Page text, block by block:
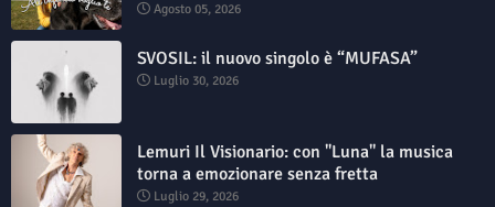
Agosto 05, 2026
SVOSIL: il nuovo singolo è “MUFASA”
Luglio 30, 2026
Lemuri Il Visionario: con "Luna" la musica
torna a emozionare senza fretta
Luglio 29, 2026